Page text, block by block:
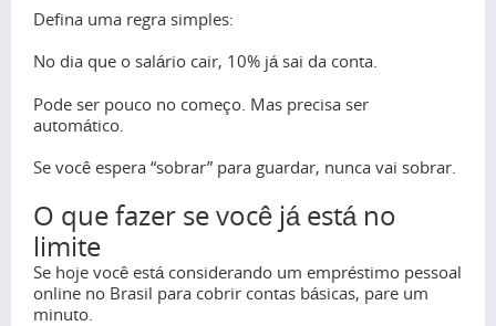
Defina uma regra simples:
No dia que o salário cair, 10% já sai da conta.
Pode ser pouco no começo. Mas precisa ser
automático.
Se você espera “sobrar” para guardar, nunca vai sobrar.
O que fazer se você já está no
limite
Se hoje você está considerando um empréstimo pessoal
online no Brasil para cobrir contas básicas, pare um
minuto.